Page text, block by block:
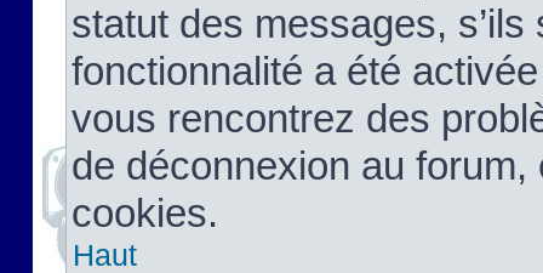
statut des messages,
fonctionnalité a été
vous rencontrez des
de déconnexion au
cookies.
Haut